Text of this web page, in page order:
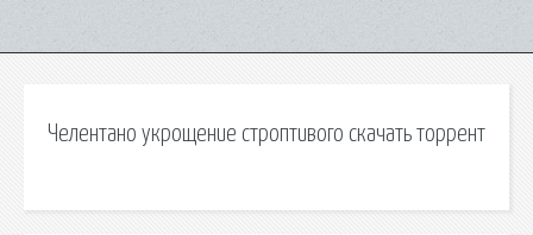
Челентано укрощение строптивого скачать торрент